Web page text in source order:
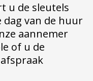
u de sleutels
dag van de huur
aannemer
of u de